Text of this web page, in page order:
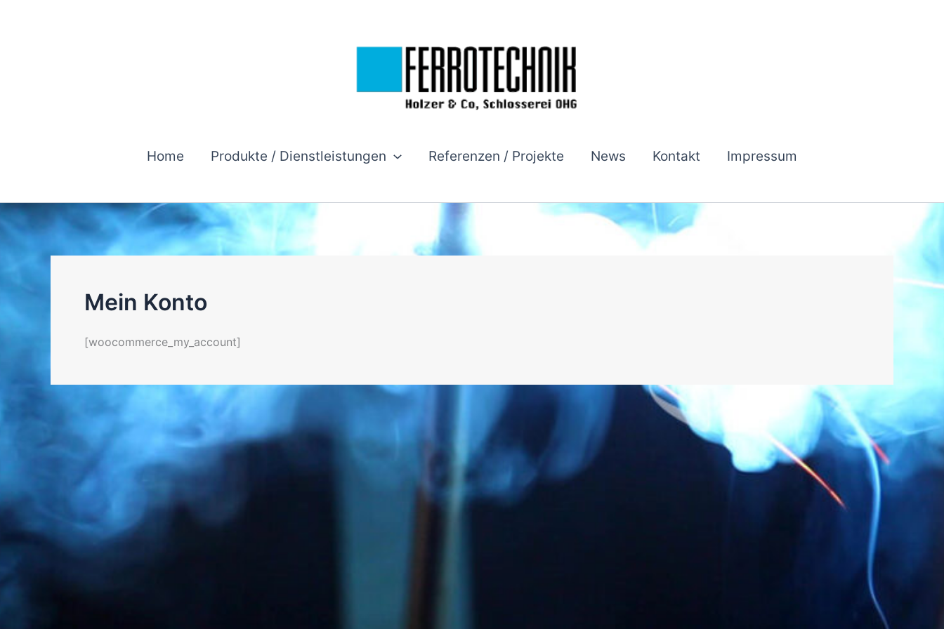
Home Produkte / Dienstleistungen Referenzen / Projekte News Kontakt Impressum
Mein Konto
[woocommerce_my_account]